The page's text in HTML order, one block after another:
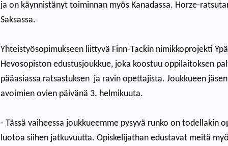
ja on käynnistänyt toiminnan myös Kanadassa. Horze-
Saksassa.
Yhteistyösopimukseen liittyvä Finn-Tackin nimikkoprojekti
Hevosopiston edustusjoukkue, joka koostuu oppilaitoksen
pääasiassa ratsastuksen ja ravin opettajista. Joukkueen
avoimien ovien päivänä 3. helmikuuta.
- Tässä vaiheessa joukkueemme pysyvä runko on todellakin
luotoa siihen jatkuvuutta. Opiskelijathan edustavat meitä